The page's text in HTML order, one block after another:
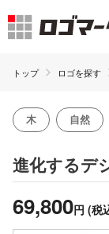
トップ ロゴを探す
木 自然
進化するデ
69,800円 (税